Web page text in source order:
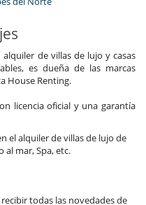
alquiler de villas de lujo y casas
es dueña de las marcas
House Renting.
licencia oficial y una garantía
el alquiler de villas de lujo de
al mar, Spa, etc.
todas las novedades de